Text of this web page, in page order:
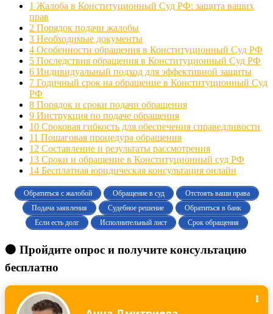
1 Жалоба в Конституционный Суд РФ: защита ваших
прав
2 Порядок подачи жалобы
3 Необходимые документы
4 Особенности обращения в Конституционный Суд РФ
5 Последствия обращения в Конституционный Суд РФ
6 Индивидуальный подход для эффективной защиты
7 Годичный срок на обращение в Конституционный Суд
РФ
8 Порядок и сроки подачи обращения
9 Инструкция по подаче обращения
10 Сроковая гибкость для обеспечения справедливости
11 Пошаговая процедура обращения
12 Составление и результаты рассмотрения
13 Сроки и обращение в Конституционный суд РФ
14 Бесплатная юридическая консультация онлайн
Обратиться с жалобой Обращение в суд
Отстоять ваши права
Подача заявления
Судебное решение
Обратиться в банк
Если есть долг
Исполнительный лист Срок обращения
🟠 Пройдите опрос и получите консультацию
бесплатно